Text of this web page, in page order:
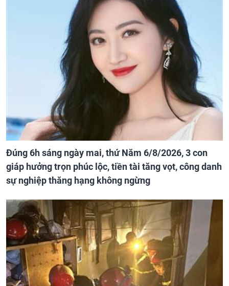
Đúng 6h sáng ngày mai, thứ Năm 6/8/2026, 3 con
giáp hưởng trọn phúc lộc, tiền tài tăng vọt, công danh
sự nghiệp thăng hạng không ngừng